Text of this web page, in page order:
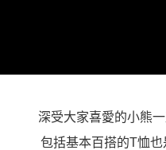
深受大家喜愛的小熊
包括基本百搭的T恤也